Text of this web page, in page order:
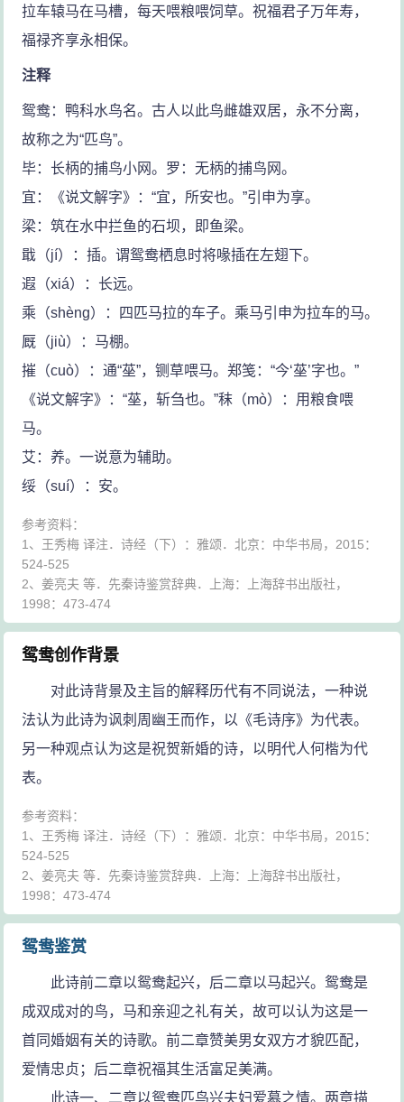
拉车辕马在马槽，每天喂粮喂饲草。祝福君子万年寿，
福禄齐享永相保。
注释
鸳鸯：鸭科水鸟名。古人以此鸟雌雄双居，永不分离，
故称之为“匹鸟”。
毕：长柄的捕鸟小网。罗：无柄的捕鸟网。
宜：《说文解字》：“宜，所安也。”引申为享。
梁：筑在水中拦鱼的石坝，即鱼梁。
戢（jí）：插。谓鸳鸯栖息时将喙插在左翅下。
遐（xiá）：长远。
乘（shèng）：四匹马拉的车子。乘马引申为拉车的马。
厩（jiù）：马棚。
摧（cuò）：通“莝”，铡草喂马。郑笺：“今‘莝’字也。”
《说文解字》：“莝，斩刍也。”秣（mò）：用粮食喂
马。
艾：养。一说意为辅助。
绥（suí）：安。
参考资料：
1、王秀梅 译注．诗经（下）：雅颂．北京：中华书局，2015：
524-525
2、姜亮夫 等．先秦诗鉴赏辞典．上海：上海辞书出版社，
1998：473-474
鸳鸯创作背景
对此诗背景及主旨的解释历代有不同说法，一种说
法认为此诗为讽刺周幽王而作，以《毛诗序》为代表。
另一种观点认为这是祝贺新婚的诗，以明代人何楷为代
表。
参考资料：
1、王秀梅 译注．诗经（下）：雅颂．北京：中华书局，2015：
524-525
2、姜亮夫 等．先秦诗鉴赏辞典．上海：上海辞书出版社，
1998：473-474
鸳鸯鉴赏
此诗前二章以鸳鸯起兴，后二章以马起兴。鸳鸯是
成双成对的鸟，马和亲迎之礼有关，故可以认为这是一
首同婚姻有关的诗歌。前二章赞美男女双方才貌匹配，
爱情忠贞；后二章祝福其生活富足美满。
此诗一、二章以鸳鸯匹鸟兴夫妇爱慕之情。两章描